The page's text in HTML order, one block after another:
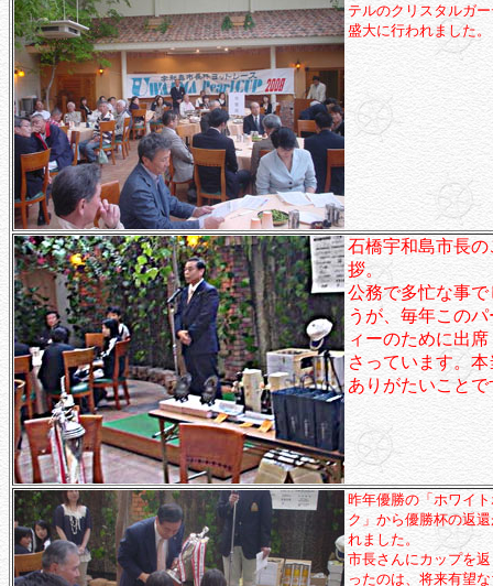
テルのクリスタルガ
盛大に行われました。
石橋宇和島市長の
拶。
公務で多忙な事で
うが、毎年このパ
ィーのために出席
さっています。本
ありがたいことで
昨年優勝の「ホワイ
ク」から優勝杯の返
れました。
市長さんにカップを
ったのは、将来有望